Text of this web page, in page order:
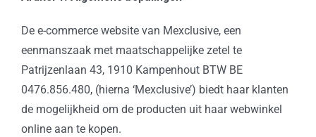
De e-commerce website van Mexclusive, een
eenmanszaak met maatschappelijke zetel te
Patrijzenlaan 43, 1910 Kampenhout BTW BE
0476.856.480, (hierna ‘Mexclusive’) biedt haar klanten
de mogelijkheid om de producten uit haar webwinkel
online aan te kopen.